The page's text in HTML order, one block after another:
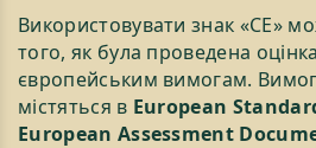
Використовувати знак «СЕ»
того, як була проведена
європейським вимогам.
містяться в European
European Assessment